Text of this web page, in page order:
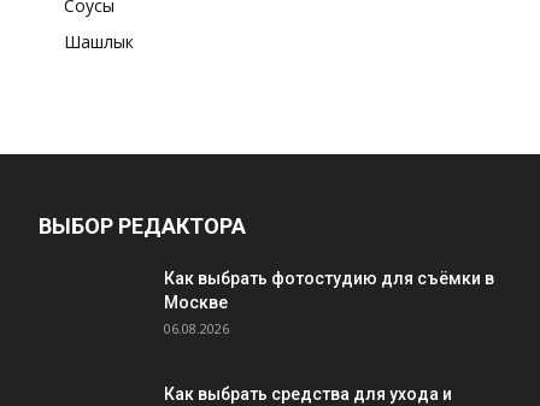
Соусы
Шашлык
ВЫБОР РЕДАКТОРА
Как выбрать фотостудию для съёмки в
Москве
06.08.2026
Как выбрать средства для ухода и